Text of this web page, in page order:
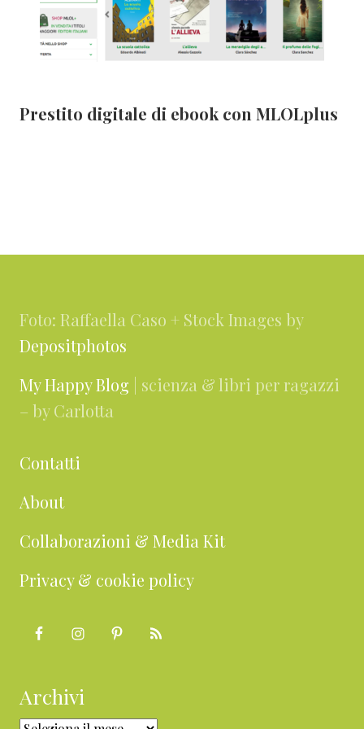
Prestito digitale di ebook con MLOLplus
Foto: Raffaella Caso + Stock Images by
Depositphotos
My Happy Blog | scienza & libri per ragazzi
– by Carlotta
Contatti
About
Collaborazioni & Media Kit
Privacy & cookie policy
Archivi